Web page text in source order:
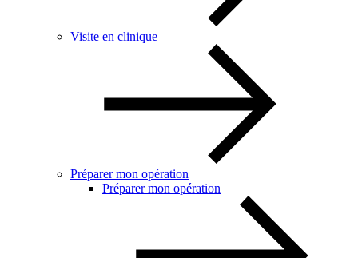
Visite en clinique
Préparer mon opération
Préparer mon opération